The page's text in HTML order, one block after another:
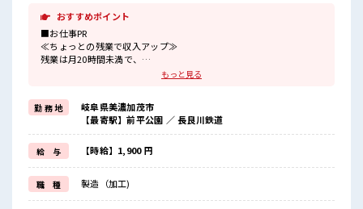
おすすめポイント
■お仕事PR
≪ちょっとの残業で収入アップ≫
残業は月20時間未満で、
制服があるので、
毎日の服装の悩み解消♪
≪未経験OKの仕事≫
新しいことにチャレンジするのは不安だけど、
しっかり働く環境が整っています！
イチからスキルUP・ステップUP目指していきましょう！
≪様々なお仕事をご提案≫
一人で悩まず気軽に相談できる、
派遣のお仕事です！
もっと見る
勤 務 地
岐阜県美濃加茂市
【最寄駅】前平公園 ／ 長良川鉄道
給 与 【時給】1,900 円
職 種 製造（加工)